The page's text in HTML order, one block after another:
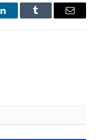
LinkedInTumblr Имэйл